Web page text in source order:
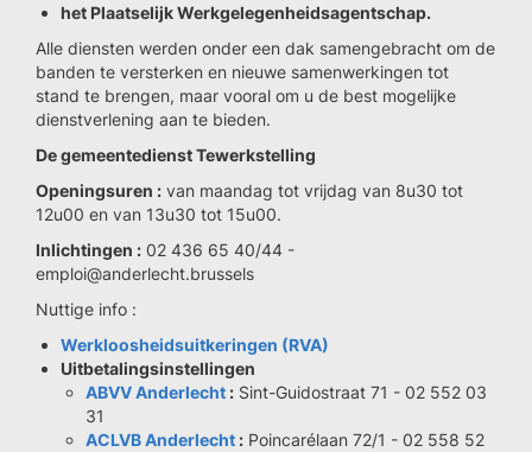
het Plaatselijk Werkgelegenheidsagentschap.
Alle diensten werden onder een dak samengebracht om de
banden te versterken en nieuwe samenwerkingen tot
stand te brengen, maar vooral om u de best mogelijke
dienstverlening aan te bieden.
De gemeentedienst Tewerkstelling
Openingsuren : van maandag tot vrijdag van 8u30 tot
12u00 en van 13u30 tot 15u00.
Inlichtingen : 02 436 65 40/44 -
emploi@anderlecht.brussels
Nuttige info :
Werkloosheidsuitkeringen (RVA)
Uitbetalingsinstellingen
ABVV Anderlecht : Sint-Guidostraat 71 - 02 552 03
31
ACLVB Anderlecht : Poincarélaan 72/1 - 02 558 52